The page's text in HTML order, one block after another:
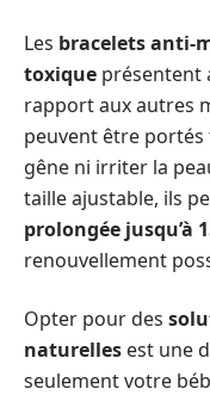
Les bracelets anti-
toxique présentent
rapport aux autres
peuvent être portés
gêne ni irriter la
taille ajustable, ils
prolongée jusqu’à
renouvellement
Opter pour des
naturelles est une
seulement votre